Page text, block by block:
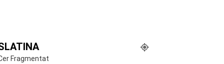
Fragmentat